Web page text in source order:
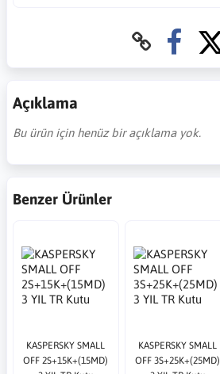
Açıklama
Bu ürün için henüz bir açıklama yok.
Benzer Ürünler
KASPERSKY SMALL
OFF 2S+15K+(15MD)
KASPERSKY SMALL
OFF 3S+25K+(25MD)